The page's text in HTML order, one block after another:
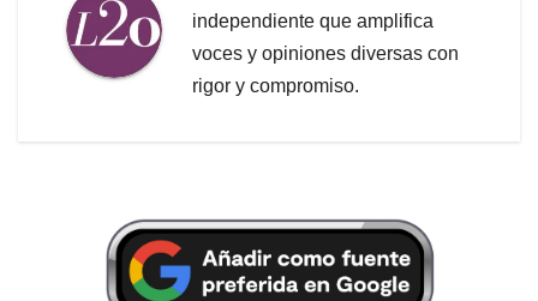
independiente que amplifica
voces y opiniones diversas con
rigor y compromiso.